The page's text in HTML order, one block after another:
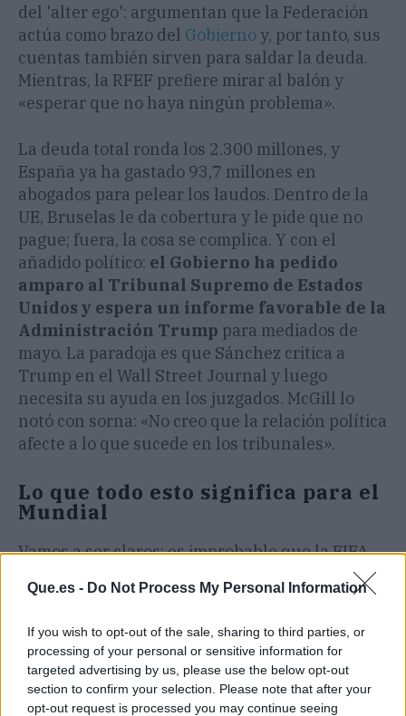
Que.es - Do Not Process My Personal Information
If you wish to opt-out of the sale, sharing to third parties, or
processing of your personal or sensitive information for
targeted advertising by us, please use the below opt-out
section to confirm your selection. Please note that after your
opt-out request is processed you may continue seeing
del 'alter ego': argumentan que la Federación
actúa como brazo del Gobierno y, por tanto, sus
cuentas también sirven para saldar la deuda.
Mientras, la RFEF prefiere mirar al balón y
«esperar que no haya ningún problema».
La deuda total ronda los 2.300 millones, y
España ya ha gastado 93,7 millones en
abogados para pelear los laudos. Dentro de la
UE, Bruselas le da cobertura y le pide que no
pague; fuera, la cosa se complica. Y con el
añadido político: el Gobierno ha pedido
amparo al Tribunal Supremo de Estados
Unidos y espera un informe favorable de la
Administración Trump para mediados de
mayo. La paradoja es que Sánchez critica a
Trump en el Wall Street Journal y luego
necesita su ayuda en los juzgados. McGill lo
notó con sorna: «No creo que la relación política
afecte a lo que sucede en los tribunales».
Lo que todo esto significa para el
Mundial
Vamos a ser claros: es improbable que la FIFA
vea con buenos ojos que le toquen el premio a
un campeón o que un hotel cancele las
Pero el solo hecho de que el embargo esté sobre
la mesa ya mete presión.El 'hachazo'
renovable se ha convertido en un lastre
que puede salpicar aldeporte, igual que